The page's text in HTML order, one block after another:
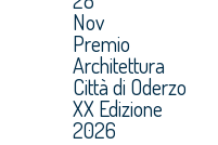
Nov
Premio
Architettura
Città di Oderzo
XX Edizione
2026